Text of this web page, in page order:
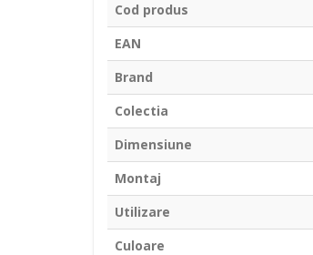
Cod produs
EAN
Brand
Colectia
Dimensiune
Montaj
Utilizare
Culoare